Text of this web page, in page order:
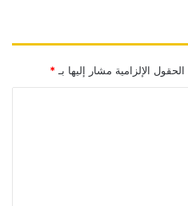
الحقول الإلزامية مشار إليها بـ *